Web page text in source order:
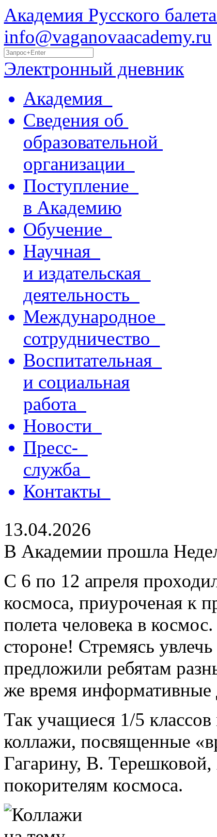
Академия Русского
info@vaganovaacademy.ru
Электронный дневник
Академия
Сведения об
образовательной
организации
Поступление
в Академию
Обучение
Научная
и издательская
деятельность
Международное
сотрудничество
Воспитательная
и социальная
работа
Новости
Пресс-
служба
Контакты
13.04.2026
В Академии прошла
С 6 по 12 апреля
космоса, приуроченая к
полета человека в
стороне! Стремясь
предложили ребятам
же время информативные
Так учащиеся 1/5
коллажи, посвященные
Гагарину, В.
покорителям космоса.